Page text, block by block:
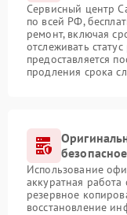
Сервисный центр
по всей РФ,
ремонт, включая
отслеживать
предоставляется
продления срока
Использование
аккуратная
резервное
восстановление